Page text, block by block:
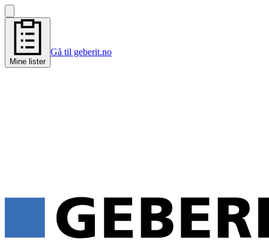
Mine lister
Gå til geberit.no